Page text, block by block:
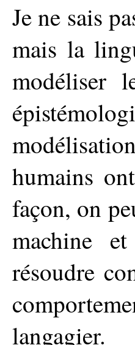
Je ne sais
mais la
modéliser
humains
façon, on
machine
résoudre
langagier.